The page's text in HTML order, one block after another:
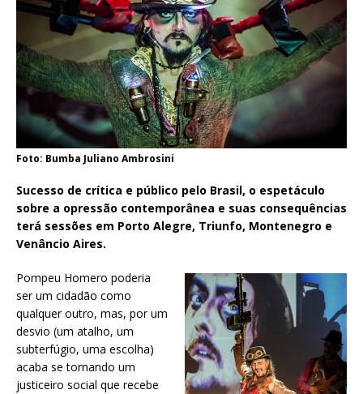
Foto: Bumba Juliano Ambrosini
Sucesso de crítica e público pelo Brasil, o espetáculo
sobre a opressão contemporânea e suas consequências
terá sessões em Porto Alegre, Triunfo, Montenegro e
Venâncio Aires.
Pompeu Homero poderia
ser um cidadão como
qualquer outro, mas, por um
desvio (um atalho, um
subterfúgio, uma escolha)
acaba se tornando um
justiceiro social que recebe